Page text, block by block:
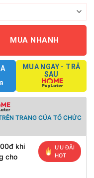
MUA NHANH
MUA NGAY - TRẢ
SAU
TRANG CỦA TỔ CHỨC
khi
cho
ƯU ĐÃI
HOT